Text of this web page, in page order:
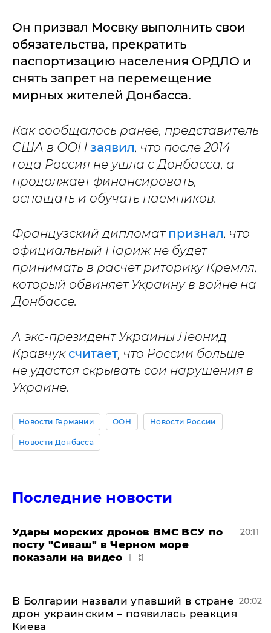
Он призвал Мосвку выполнить свои
обязательства, прекратить
паспортизацию населения ОРДЛО и
снять запрет на перемещение
мирных жителей Донбасса.
Как сообщалось ранее, представитель
США в ООН заявил, что после 2014
года Россия не ушла с Донбасса, а
продолжает финансировать,
оснащать и обучать наемников.
Французский дипломат признал, что
официальный Париж не будет
принимать в расчет риторику Кремля,
который обвиняет Украину в войне на
Донбассе.
А экс-президент Украины Леонид
Кравчук считает, что России больше
не удастся скрывать сои нарушения в
Украине.
Новости Германии ООН Новости России
Новости Донбасса
Последние новости
Удары морских дронов ВМС ВСУ по
посту "Сиваш" в Черном море
показали на видео
20:11
В Болгарии назвали упавший в стране
дрон украинским – появилась реакция
Киева
20:02